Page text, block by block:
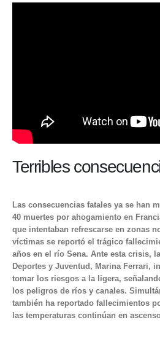
Terribles
Las consecuencias fatales ya se han
40 muertes por ahogamiento en
que intentaban refrescarse en zonas
víctimas se reportó el trágico
años en el río Sena. Ante esta crisis,
Deportes y Juventud, Marina Ferrari,
tomar los riesgos a la ligera,
los peligros de ríos y canales.
también ha reportado fallecimientos
las temperaturas continúan en